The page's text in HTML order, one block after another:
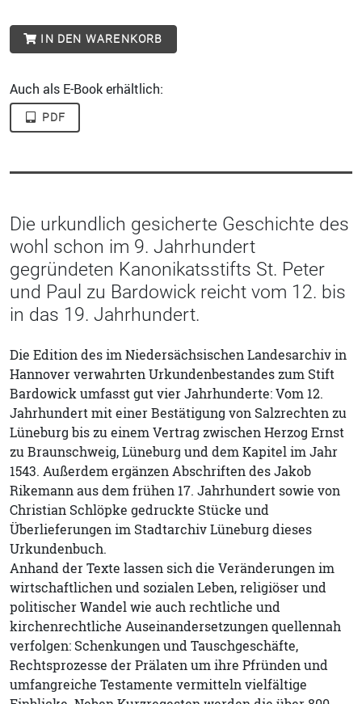
IN DEN WARENKORB
Auch als E-Book erhältlich:
PDF
Die urkundlich gesicherte Geschichte des
wohl schon im 9. Jahrhundert
gegründeten Kanonikatsstifts St. Peter
und Paul zu Bardowick reicht vom 12. bis
in das 19. Jahrhundert.
Die Edition des im Niedersächsischen Landesarchiv in
Hannover verwahrten Urkundenbestandes zum Stift
Bardowick umfasst gut vier Jahrhunderte: Vom 12.
Jahrhundert mit einer Bestätigung von Salzrechten zu
Lüneburg bis zu einem Vertrag zwischen Herzog Ernst
zu Braunschweig, Lüneburg und dem Kapitel im Jahr
1543. Außerdem ergänzen Abschriften des Jakob
Rikemann aus dem frühen 17. Jahrhundert sowie von
Christian Schlöpke gedruckte Stücke und
Überlieferungen im Stadtarchiv Lüneburg dieses
Urkundenbuch.
Anhand der Texte lassen sich die Veränderungen im
wirtschaftlichen und sozialen Leben, religiöser und
politischer Wandel wie auch rechtliche und
kirchenrechtliche Auseinandersetzungen quellennah
verfolgen: Schenkungen und Tauschgeschäfte,
Rechtsprozesse der Prälaten um ihre Pfründen und
umfangreiche Testamente vermitteln vielfältige